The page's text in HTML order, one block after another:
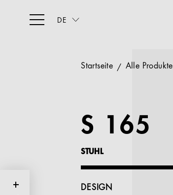
DE
Startseite Alle Produkte
S 165
STUHL
DESIGN